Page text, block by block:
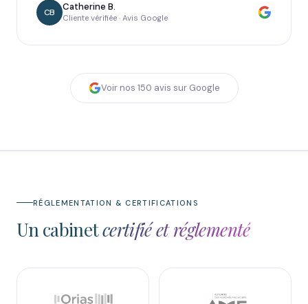
CB Catherine B.
Cliente vérifiée · Avis Google
Voir nos 150 avis sur Google
RÉGLEMENTATION & CERTIFICATIONS
Un cabinetcertifié et réglementé